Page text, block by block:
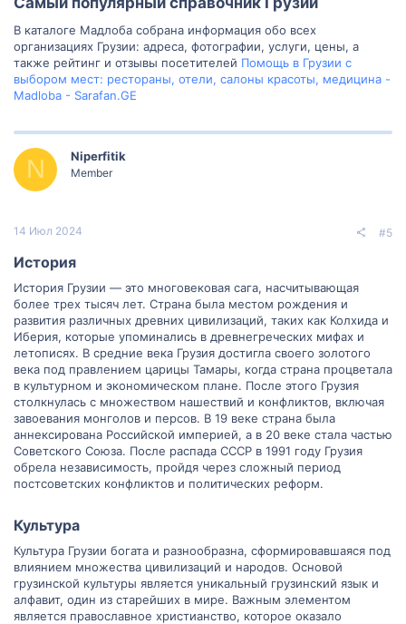
В каталоге Мадлоба собрана информация обо всех
организациях Грузии: адреса, фотографии, услуги, цены, а
также рейтинг и отзывы посетителей Помощь в Грузии с
выбором мест: рестораны, отели, салоны красоты, медицина -
Madloba - Sarafan.GE
N Niperfitik
Member
14 Июл 2024 #5
История​
История Грузии — это многовековая сага, насчитывающая
более трех тысяч лет. Страна была местом рождения и
развития различных древних цивилизаций, таких как Колхида и
Иберия, которые упоминались в древнегреческих мифах и
летописях. В средние века Грузия достигла своего золотого
века под правлением царицы Тамары, когда страна процветала
в культурном и экономическом плане. После этого Грузия
столкнулась с множеством нашествий и конфликтов, включая
завоевания монголов и персов. В 19 веке страна была
аннексирована Российской империей, а в 20 веке стала частью
Советского Союза. После распада СССР в 1991 году Грузия
обрела независимость, пройдя через сложный период
постсоветских конфликтов и политических реформ.
Культура​
Культура Грузии богата и разнообразна, сформировавшаяся под
влиянием множества цивилизаций и народов. Основой
грузинской культуры является уникальный грузинский язык и
алфавит, один из старейших в мире. Важным элементом
является православное христианство, которое оказало